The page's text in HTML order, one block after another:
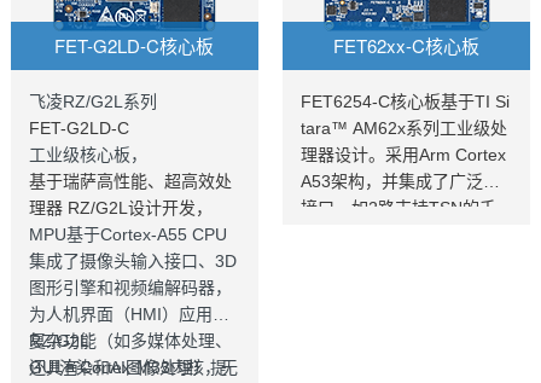
FET-G2LD-C核心板
飞凌RZ/G2L系列
FET-G2LD-C
工业级核心板，
基于瑞萨高性能、超高效处
理器 RZ/G2L设计开发，
MPU基于Cortex-A55 CPU
集成了摄像头输入接口、3D
图形引擎和视频编解码器，
为人机界面（HMI）应用的
复杂功能（如多媒体处理、
GUI渲染和AI图像处理）提
RZ/G2L
还具有Cortex-M33内核，无
FET62xx-C核心板
FET6254-C核心板基于TI Si
tara™ AM62x系列工业级处
理器设计。采用Arm Cortex
A53架构，并集成了广泛的
接口，如2路支持TSN的千